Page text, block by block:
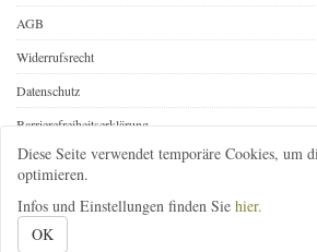
Diese Seite verwendet temporäre Cookies, um
optimieren.
Infos und Einstellungen finden Sie hier.
OK
AGB
Widerrufsrecht
Datenschutz
Barrierefreiheitserklärung
Online Widerruf
08392-1646 infos@gartenbedarf-
Gartenbedarf-Versand, Richard Ward